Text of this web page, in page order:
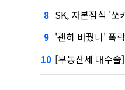
8 SK, 자본잠식 '쏘
9 '괜히 바꿨나' 폭락장이
10 [부동산세 대수술